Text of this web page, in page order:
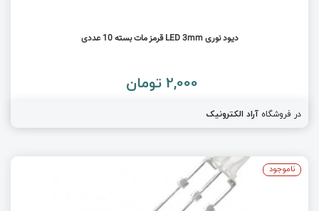
دیود نوری LED 3mm قرمز مات بسته 10 عددی
2,000 تومان
در فروشگاه آراد الکترونیک
ناموجود